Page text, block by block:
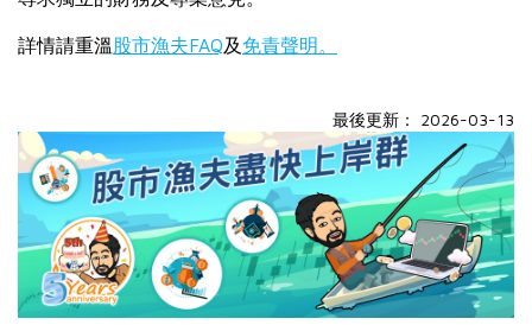
詳情請重溫 股市漁夫FAQ及 免責聲明。
最後更新： 2026-03-13